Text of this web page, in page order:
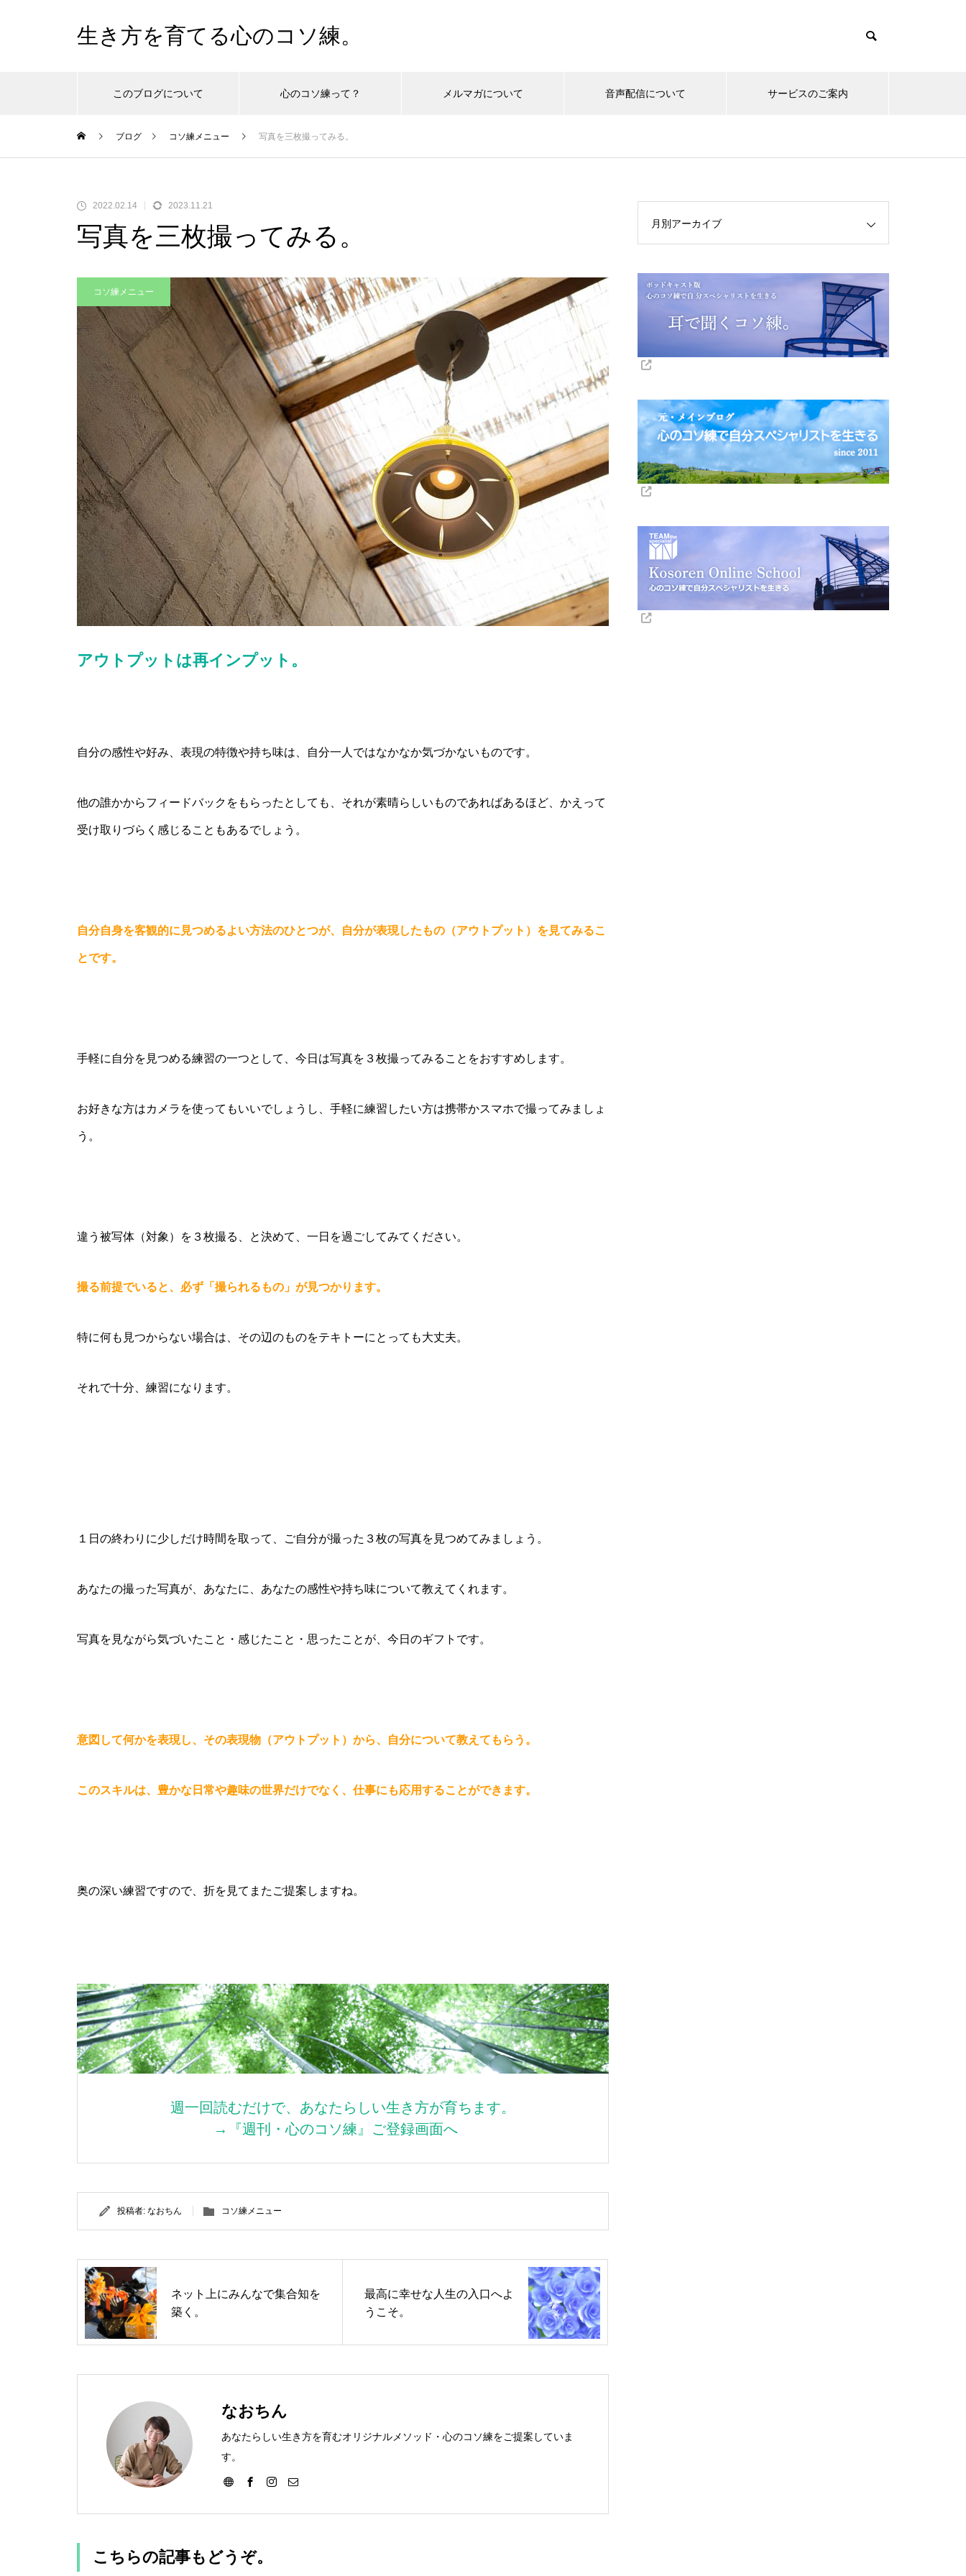
生き方を育てる心のコソ練。
このブログについて 心のコソ練って？ メルマガについて 音声配信について サービスのご案内
ブログ コソ練メニュー 写真を三枚撮ってみる。
2022.02.14 2023.11.21
写真を三枚撮ってみる。
コソ練メニュー
アウトプットは再インプット。
自分の感性や好み、表現の特徴や持ち味は、自分一人ではなかなか気づかないものです。
他の誰かからフィードバックをもらったとしても、それが素晴らしいものであればあるほど、かえって
受け取りづらく感じることもあるでしょう。
自分自身を客観的に見つめるよい方法のひとつが、自分が表現したもの（アウトプット）を見てみるこ
とです。
手軽に自分を見つめる練習の一つとして、今日は写真を３枚撮ってみることをおすすめします。
お好きな方はカメラを使ってもいいでしょうし、手軽に練習したい方は携帯かスマホで撮ってみましょ
う。
違う被写体（対象）を３枚撮る、と決めて、一日を過ごしてみてください。
撮る前提でいると、必ず「撮られるもの」が見つかります。
特に何も見つからない場合は、その辺のものをテキトーにとっても大丈夫。
それで十分、練習になります。
１日の終わりに少しだけ時間を取って、ご自分が撮った３枚の写真を見つめてみましょう。
あなたの撮った写真が、あなたに、あなたの感性や持ち味について教えてくれます。
写真を見ながら気づいたこと・感じたこと・思ったことが、今日のギフトです。
意図して何かを表現し、その表現物（アウトプット）から、自分について教えてもらう。
このスキルは、豊かな日常や趣味の世界だけでなく、仕事にも応用することができます。
奥の深い練習ですので、折を見てまたご提案しますね。
週一回読むだけで、あなたらしい生き方が育ちます。
→『週刊・心のコソ練』ご登録画面へ
投稿者: なおちん コソ練メニュー
ネット上にみんなで集合知を
築く。
最高に幸せな人生の入口へよ
うこそ。
なおちん
あなたらしい生き方を育むオリジナルメソッド・心のコソ練をご提案していま
す。
こちらの記事もどうぞ。
月別アーカイブ